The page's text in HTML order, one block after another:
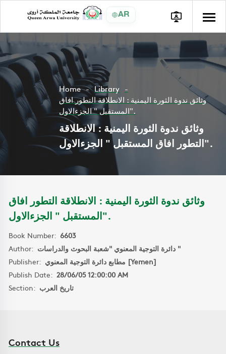
AR
Home
Library
وثائق ندوة الثورة اليمنية : الانطلاقة التطور افاق
المستقبل " الجزءالاول".
وثائق ندوة الثورة اليمنية : الانطلاقة
التطور افاق المستقبل " الجزءالاول".
وثائق ندوة الثورة اليمنية : الانطلاقة التطور افاق
المستقبل " الجزءالاول".
Book Number: 6603
Author:
دائرة التوجية المعنوي "شعبة البحوث والدراسات "
Publisher:
مطابع دائرة التوجية المعنوي [Yemen]
Publish Date: 28/06/05 12:00:00 AM
Section: تاريخ العرب
Contact Us